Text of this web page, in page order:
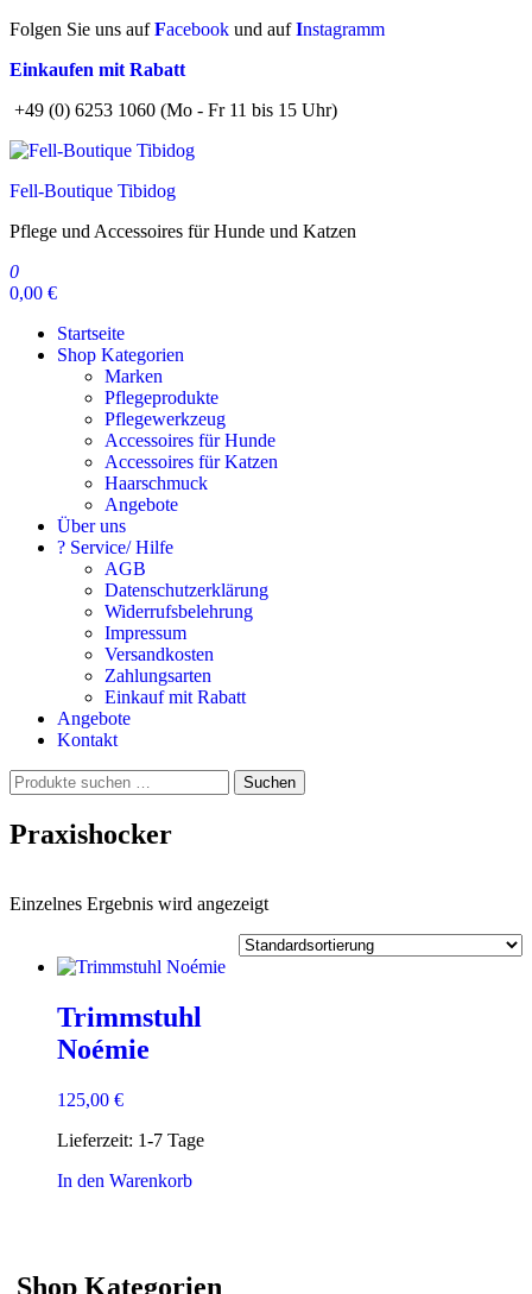
Zum
springen
Folgen Sie uns aufFacebook und aufInstagramm
Einkaufen mit Rabatt
+49 (0) 6253 1060 (Mo - Fr 11 bis 15 Uhr)
Fell-Boutique Tibidog
Pflege und Accessoires für Hunde und Katzen
0
0,00 €
Startseite
Shop Kategorien
Marken
Pflegeprodukte
Pflegewerkzeug
Accessoires für Hunde
Accessoires für Katzen
Haarschmuck
Angebote
Über uns
? Service/ Hilfe
AGB
Datenschutzerklärung
Widerrufsbelehrung
Impressum
Versandkosten
Zahlungsarten
Einkauf mit Rabatt
Angebote
Kontakt
Suchen
nach:
Suchen
Praxishocker
Einzelnes Ergebnis wird angezeigt
Trimmstuhl
Noémie
125,00 €
Lieferzeit: 1-7 Tage
In den Warenkorb
Shop Kategorien